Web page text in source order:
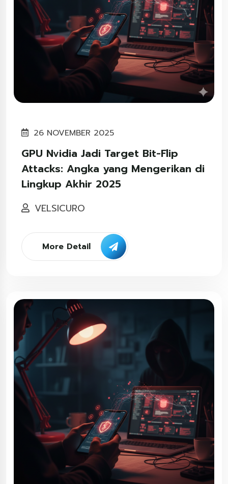
26 NOVEMBER 2025
GPU Nvidia Jadi Target Bit-Flip
Attacks: Angka yang Mengerikan di
Lingkup Akhir 2025
VELSICURO
More Detail